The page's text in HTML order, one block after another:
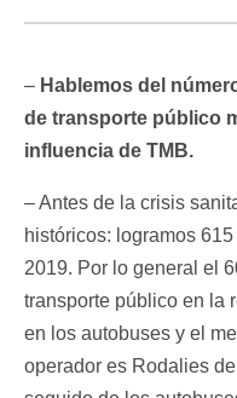
– Hablemos del
de transporte público
influencia de TMB.
– Antes de la crisis
históricos: logramos
2019. Por lo general el
transporte público en la
en los autobuses y el
operador es Rodalies